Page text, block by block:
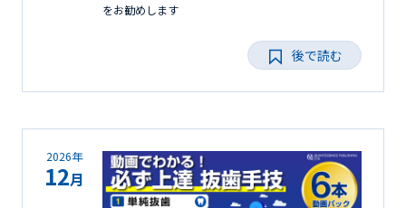
をお勧めします
後で読む
2026年
12月